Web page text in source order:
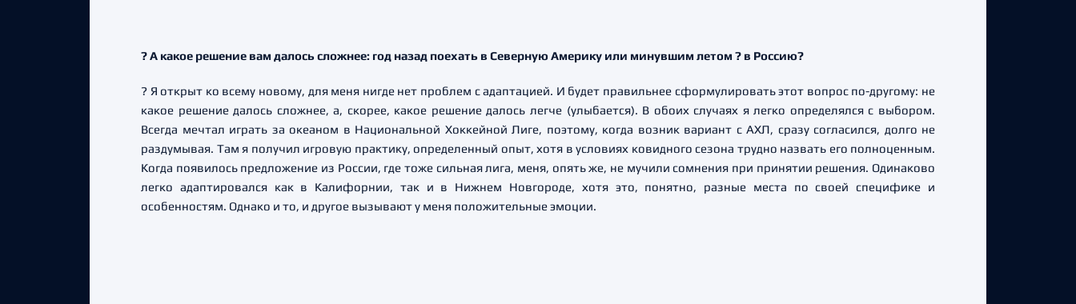
? А какое решение вам далось сложнее: год назад поехать в Северную Америку или минувшим летом ? в Россию?
? Я открыт ко всему новому, для меня нигде нет проблем с адаптацией. И будет правильнее сформулировать этот вопрос по-другому: не
какое решение далось сложнее, а, скорее, какое решение далось легче (улыбается). В обоих случаях я легко определялся с выбором.
Всегда мечтал играть за океаном в Национальной Хоккейной Лиге, поэтому, когда возник вариант с АХЛ, сразу согласился, долго не
раздумывая. Там я получил игровую практику, определенный опыт, хотя в условиях ковидного сезона трудно назвать его полноценным.
Когда появилось предложение из России, где тоже сильная лига, меня, опять же, не мучили сомнения при принятии решения. Одинаково
легко адаптировался как в Калифорнии, так и в Нижнем Новгороде, хотя это, понятно, разные места по своей специфике и
особенностям. Однако и то, и другое вызывают у меня положительные эмоции.